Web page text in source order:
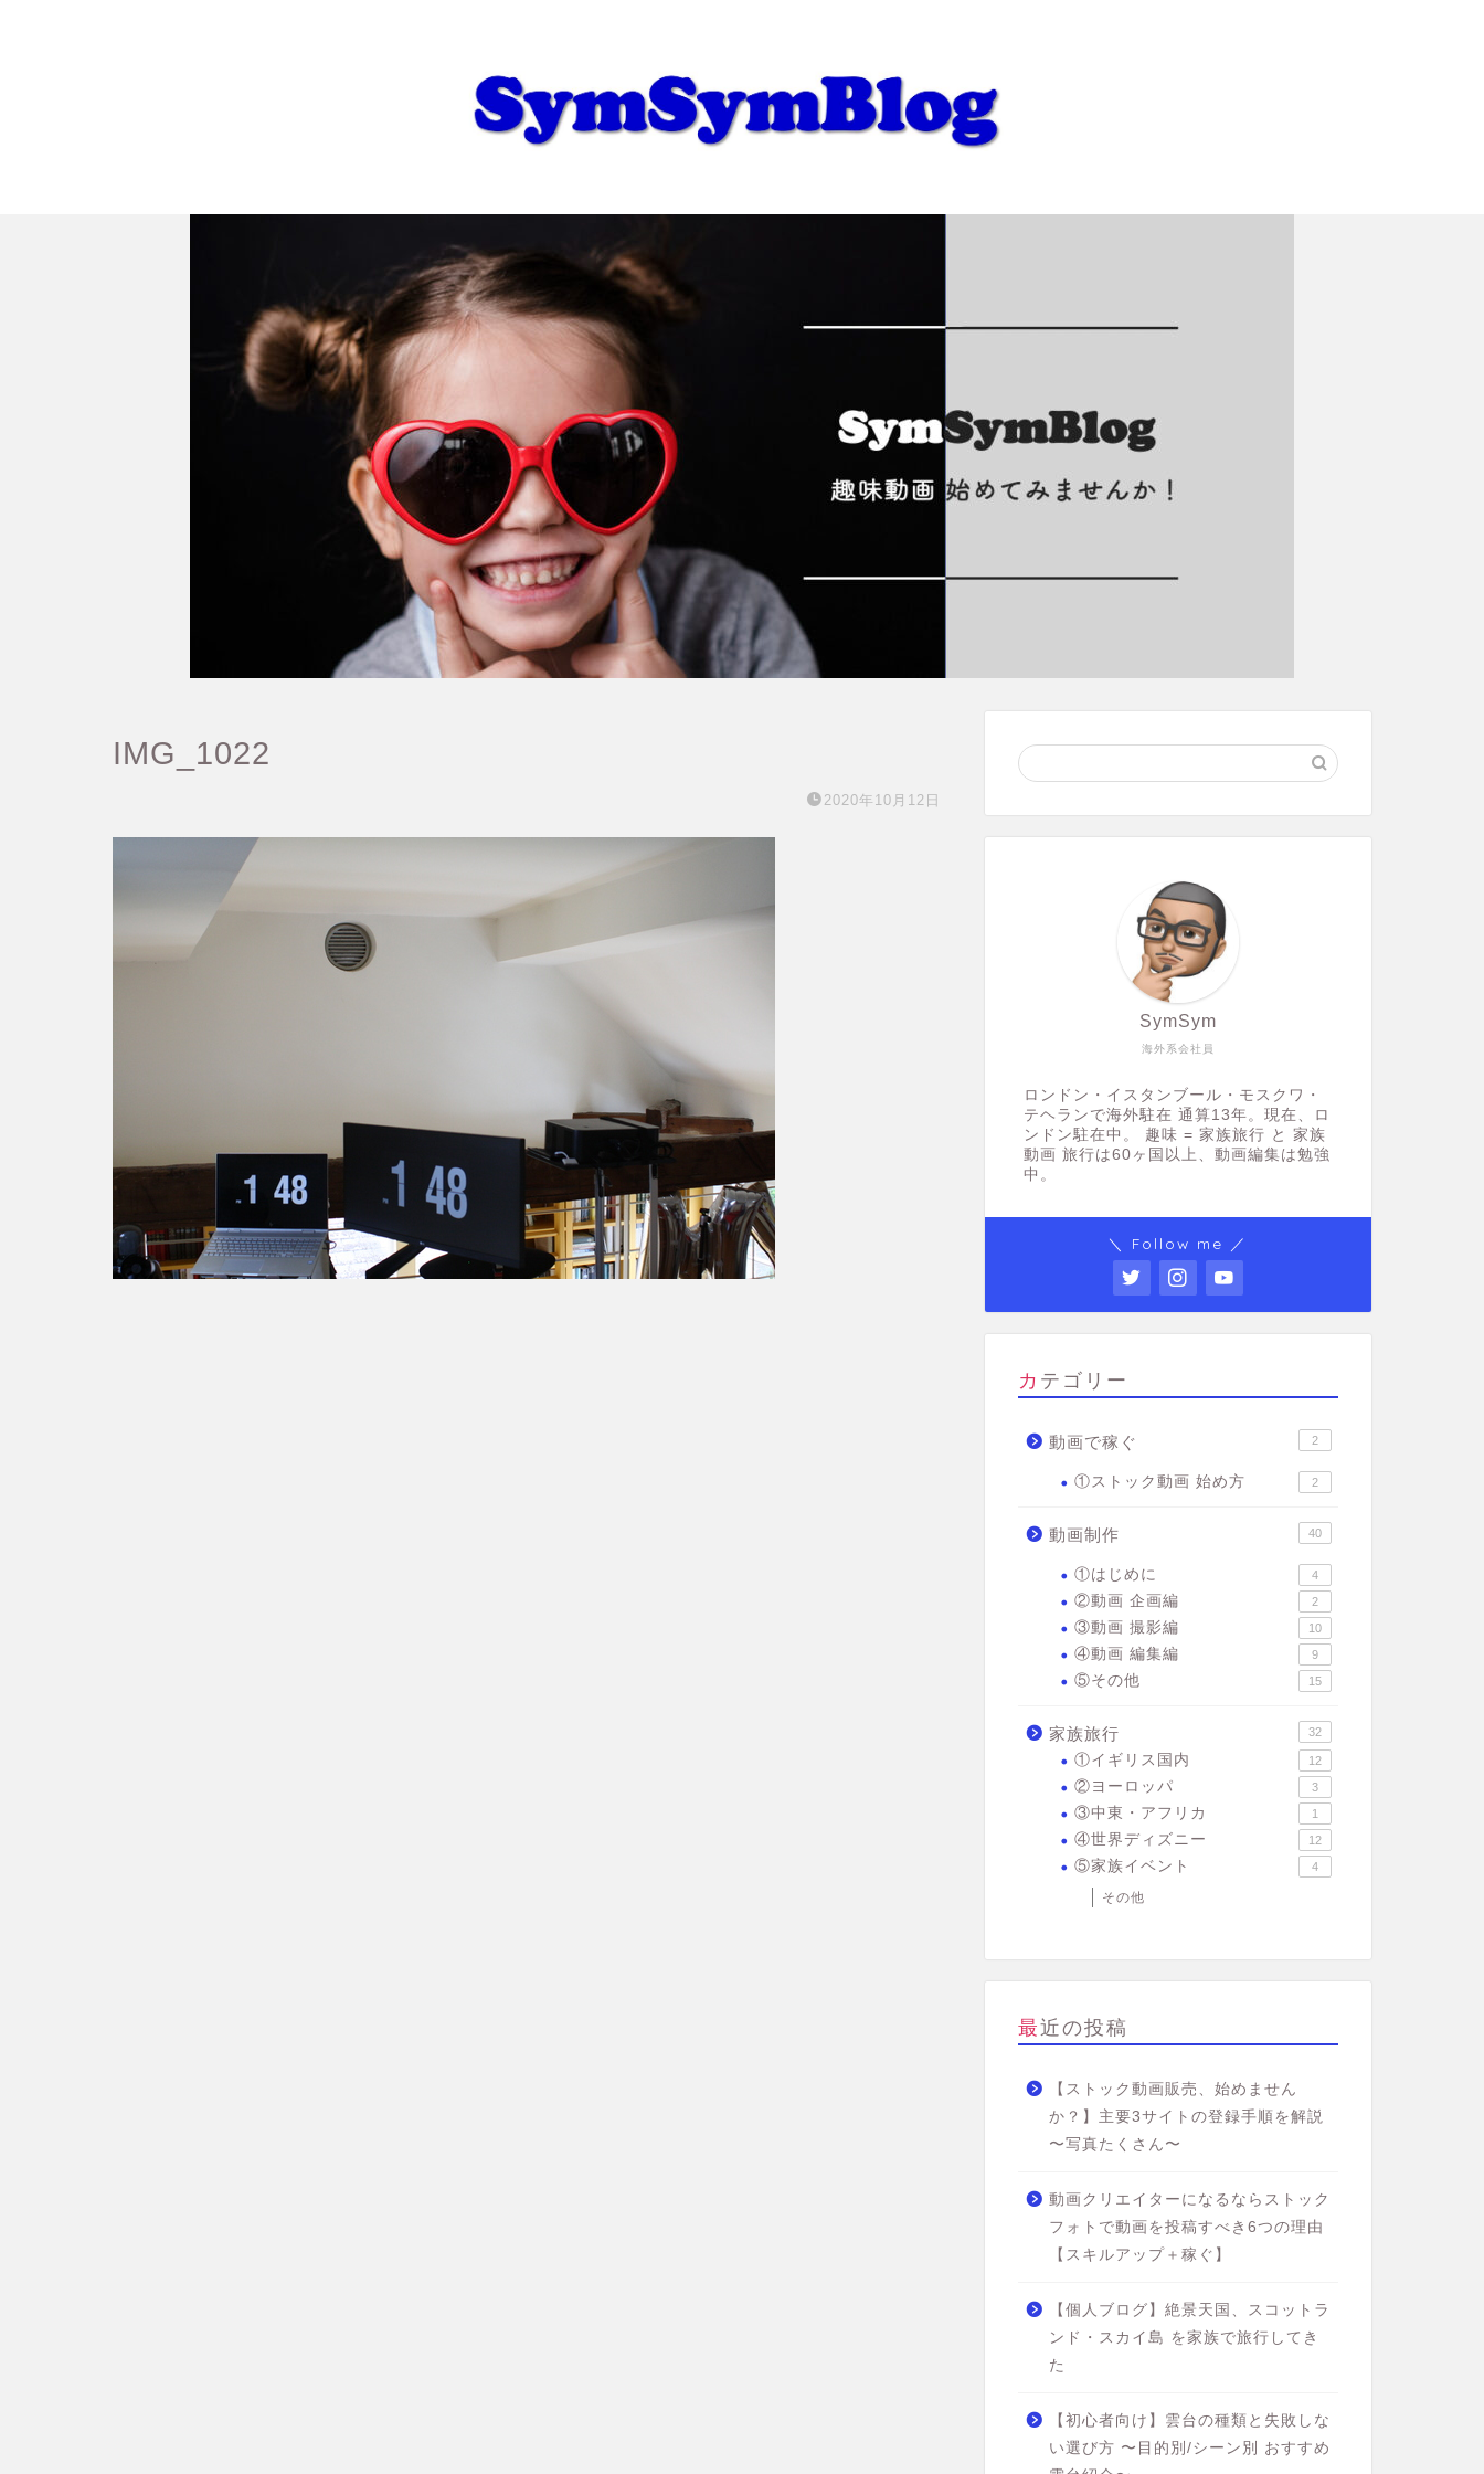
IMG_1022
2020年10月12日
海外系会社員
SymSym
ロンドン・イスタンブール・モスクワ・
テヘランで海外駐在 通算13年。現在、ロ
ンドン駐在中。 趣味 = 家族旅行 と 家族
動画 旅行は60ヶ国以上、動画編集は勉強
中。
＼ Follow me ／
カテゴリー
動画で稼ぐ 2
①ストック動画 始め方 2
動画制作 40
①はじめに 4
②動画 企画編 2
③動画 撮影編 10
④動画 編集編 9
⑤その他 15
家族旅行 32
①イギリス国内 12
②ヨーロッパ 3
③中東・アフリカ 1
④世界ディズニー 12
⑤家族イベント 4
その他
最近の投稿
【ストック動画販売、始めません
か？】主要3サイトの登録手順を解説
〜写真たくさん〜
動画クリエイターになるならストック
フォトで動画を投稿すべき6つの理由
【スキルアップ＋稼ぐ】
【個人ブログ】絶景天国、スコットラ
ンド・スカイ島 を家族で旅行してき
た
【初心者向け】雲台の種類と失敗しな
い選び方 〜目的別/シーン別 おすすめ